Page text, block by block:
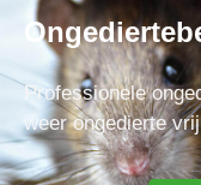
Professionele
weer ongedierte